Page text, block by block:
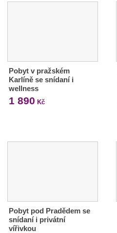
Pobyt v pražském
Karlíně se snídaní i
wellness
1 890 Kč
Pobyt pod Pradědem se
snídaní i privátní
vířivkou